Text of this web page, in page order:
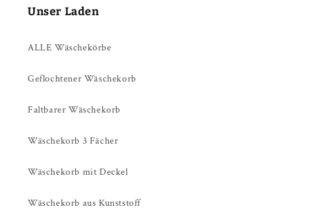
Unser Laden
ALLE Wäschekörbe
Geflochtener Wäschekorb
Faltbarer Wäschekorb
Wäschekorb 3 Fächer
Wäschekorb mit Deckel
Wäschekorb aus Kunststoff